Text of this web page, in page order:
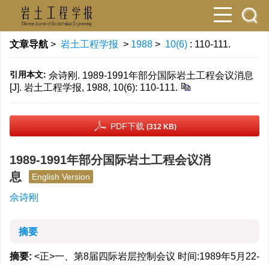
文章导航 > 岩土工程学报 > 1988 > 10(6) : 110-111.
引用本文: 佘诗刚. 1989-1991年部分国际岩土工程会议消息
[J]. 岩土工程学报, 1988, 10(6): 110-111.
PDF下载 (312 KB)
1989-1991年部分国际岩土工程会议消
息
English Version
佘诗刚
摘要
摘要: <正>一、第8届四际岩层控制会议 时间:1989年5月22-